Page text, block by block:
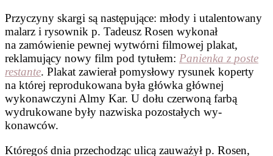
Przyczyny skargi są następujące: młody i utalentowany
ma­larz i rysownik p. Tadeusz Rosen wykonał
na zamówienie pewnej wytwórni filmowej plakat,
reklamujący nowy film pod tytułem: Panienka z poste
restan­te. Plakat zawierał pomysłowy rysunek koperty
na której reprodukowana była główka głównej
wykonawczyni Almy Kar. U dołu czerwoną farbą
wydrukowane były nazwiska pozostałych wy­
konawców.
Któregoś dnia przechodząc ulicą zauważył p. Rosen,